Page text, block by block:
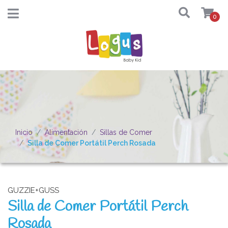
0
Inicio Alimentación
Sillas de Comer
Silla de Comer Portátil Perch Rosada
GUZZIE+GUSS
Silla de Comer Portátil Perch